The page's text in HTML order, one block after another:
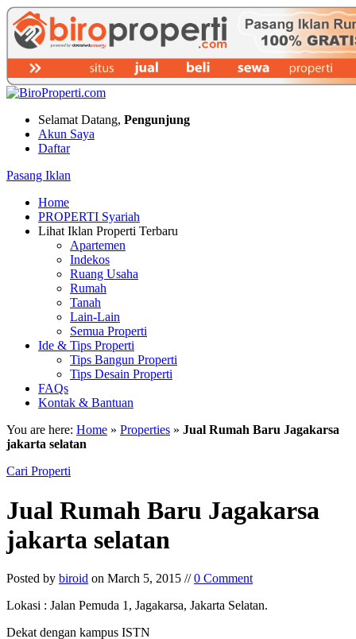
Selamat Datang, Pengunjung
Akun Saya
Daftar
Pasang Iklan
Home
PROPERTI Syariah
Lihat Iklan Properti Terbaru
Apartemen
Indekos
Ruang Usaha
Rumah
Tanah
Lain-Lain
Semua Properti
Ide & Tips Properti
Tips Bangun Properti
Tips Desain Properti
FAQs
Kontak & Bantuan
You are here: Home » Properties » Jual Rumah Baru Jagakarsa
jakarta selatan
Cari Properti
Jual Rumah Baru Jagakarsa
jakarta selatan
Posted by biroid on March 5, 2015 //0 Comment
Lokasi : Jalan Pemuda 1, Jagakarsa, Jakarta Selatan.
Dekat dengan kampus ISTN